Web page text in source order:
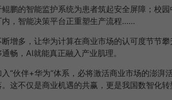
鹏的智能监护系统为患者筑起安全屏障；校
内，智能决策平台正重塑生产流程……
增多，让华为计算在商业市场的认可度节节
畅，AI就能真正融入产业肌理。
“伙伴+华为”体系，必将激活商业市场的澎湃
这不仅是商业机遇的共赢，更是我国数智化转